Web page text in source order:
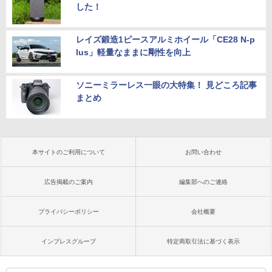
した！
レイズ鍛造1ピースアルミホイール「CE28 N-p
lus」軽量なままに剛性を向上
ソニーミラーレス一眼の大特集！ 見どころ記事
まとめ
本サイトのご利用について お問い合わせ
広告掲載のご案内 編集部へのご連絡
プライバシーポリシー 会社概要
インプレスグループ 特定商取引法に基づく表示